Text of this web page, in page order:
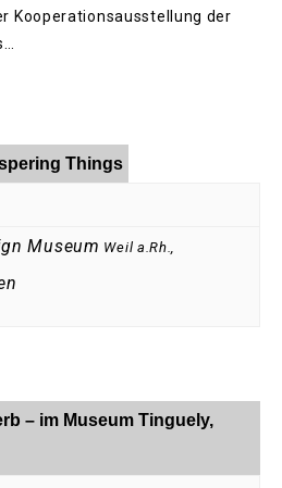
Kooperationsausstellung der
Things
Museum Weil a.Rh.,
– im Museum Tinguely,